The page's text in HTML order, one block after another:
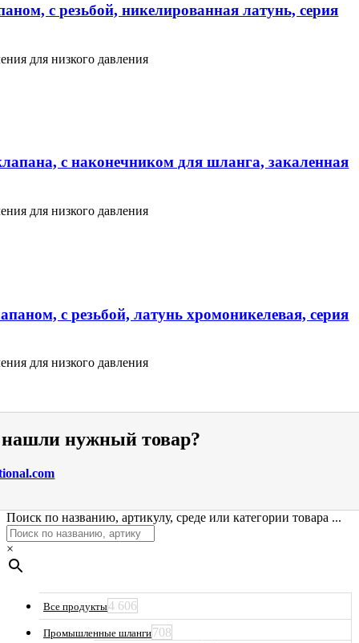
с резьбой, никелированная латунь, серия
для низкого давления
с наконечником для шланга, закаленная
для низкого давления
с резьбой, латунь хромоникелевая, серия
для низкого давления
нужный товар?
Поиск по названию, артикулу, среде или категории товара ...
×
Все продукты4 606
Промышленные шланги708